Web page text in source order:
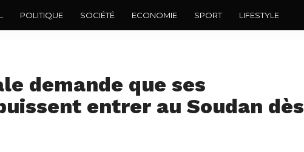
POLITIQUE SOCIÉTÉ ECONOMIE SPORT LIFESTYLE
demande que ses
entrer au Soudan dès